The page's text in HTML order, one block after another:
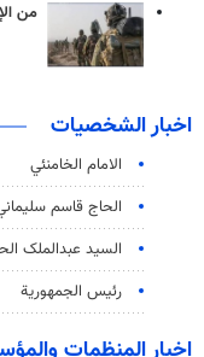
من
اخبار الشخصيات
الامام الخامنئي
الحاج قاسم
السید عبدالملک
رئيس الجمهورية
اخبار المنظمات